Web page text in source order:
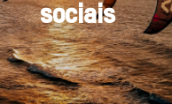
sociais